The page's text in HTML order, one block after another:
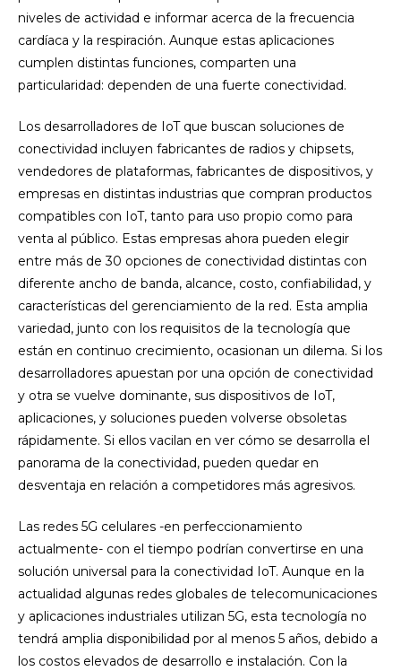
niveles de actividad e informar acerca de la frecuencia
cardíaca y la respiración. Aunque estas aplicaciones
cumplen distintas funciones, comparten una
particularidad: dependen de una fuerte conectividad.
Los desarrolladores de IoT que buscan soluciones de
conectividad incluyen fabricantes de radios y chipsets,
vendedores de plataformas, fabricantes de dispositivos, y
empresas en distintas industrias que compran productos
compatibles con IoT, tanto para uso propio como para
venta al público. Estas empresas ahora pueden elegir
entre más de 30 opciones de conectividad distintas con
diferente ancho de banda, alcance, costo, confiabilidad, y
características del gerenciamiento de la red. Esta amplia
variedad, junto con los requisitos de la tecnología que
están en continuo crecimiento, ocasionan un dilema. Si los
desarrolladores apuestan por una opción de conectividad
y otra se vuelve dominante, sus dispositivos de IoT,
aplicaciones, y soluciones pueden volverse obsoletas
rápidamente. Si ellos vacilan en ver cómo se desarrolla el
panorama de la conectividad, pueden quedar en
desventaja en relación a competidores más agresivos.
Las redes 5G celulares -en perfeccionamiento
actualmente- con el tiempo podrían convertirse en una
solución universal para la conectividad IoT. Aunque en la
actualidad algunas redes globales de telecomunicaciones
y aplicaciones industriales utilizan 5G, esta tecnología no
tendrá amplia disponibilidad por al menos 5 años, debido a
los costos elevados de desarrollo e instalación. Con la